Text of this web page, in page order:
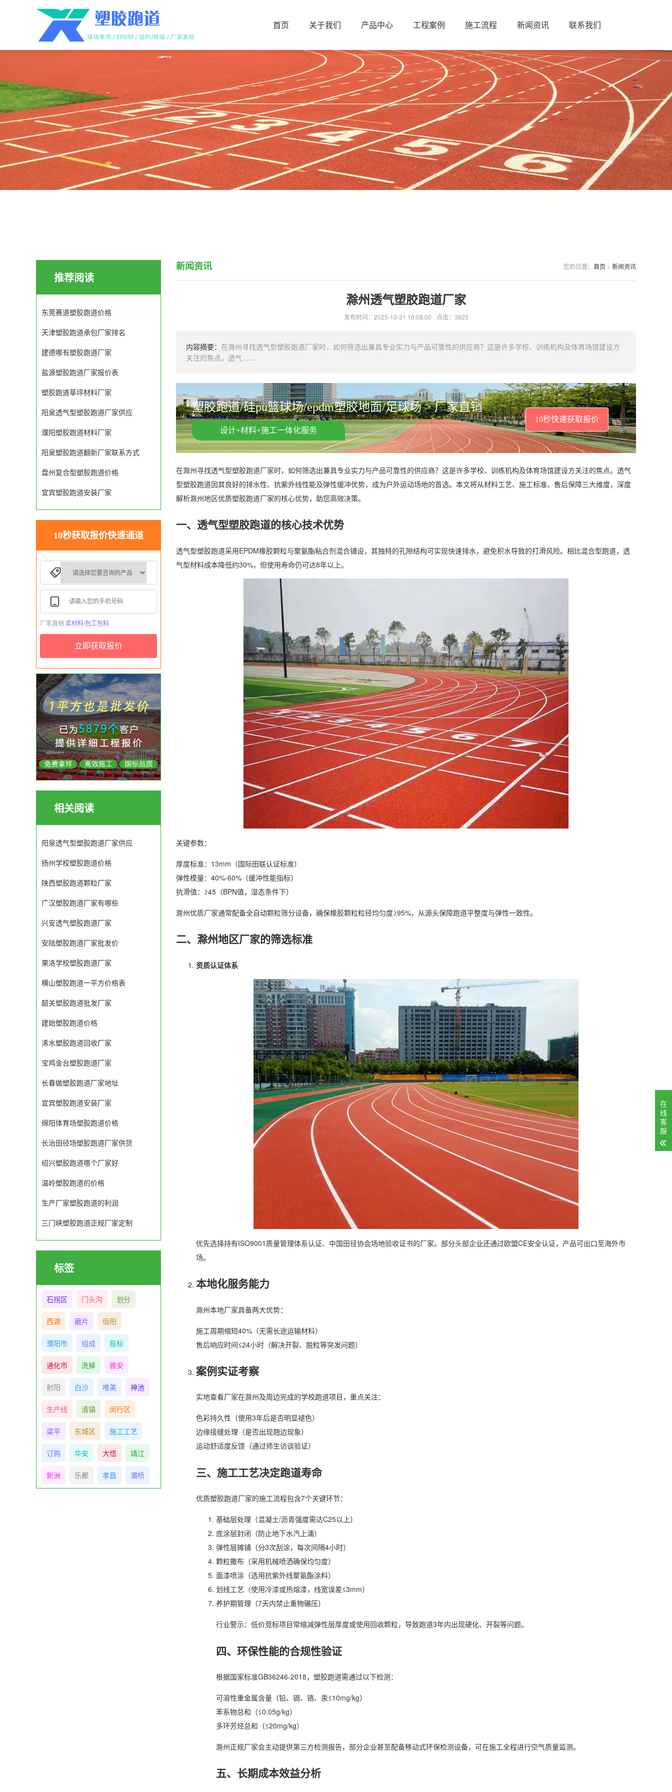
首页 关于我们 产品中心 工程案例 施工流程 新闻资讯 联系我们
推荐阅读
东莞赛道塑胶跑道价格
天津塑胶跑道承包厂家排名
建德哪有塑胶跑道厂家
盐源塑胶跑道厂家报价表
塑胶跑道草坪材料厂家
阳泉透气型塑胶跑道厂家供应
濮阳塑胶跑道材料厂家
阳泉塑胶跑道翻新厂家联系方式
盘州复合型塑胶跑道价格
宜宾塑胶跑道安装厂家
10秒获取报价快速通道
厂家直销卖材料/包工包料
立即获取报价
相关阅读
阳泉透气型塑胶跑道厂家供应
扬州学校塑胶跑道价格
陕西塑胶跑道颗粒厂家
广汉塑胶跑道厂家有哪些
兴安透气塑胶跑道厂家
安陆塑胶跑道厂家批发价
果洛学校塑胶跑道厂家
横山塑胶跑道一平方价格表
韶关塑胶跑道批发厂家
建始塑胶跑道价格
浠水塑胶跑道回收厂家
宝鸡金台塑胶跑道厂家
长春做塑胶跑道厂家地址
宜宾塑胶跑道安装厂家
绵阳体育场塑胶跑道价格
长治田径场塑胶跑道厂家供货
绍兴塑胶跑道哪个厂家好
温岭塑胶跑道的价格
生产厂家塑胶跑道的利润
三门峡塑胶跑道正规厂家定制
标签
石拐区 门头沟 划分
西湖 磨片 恒阳
濮阳市 组成 投标
通化市 洗掉 雅安
射阳 白沙 唯美 神池
生产线 清镇 闵行区
梁平 东城区 施工工艺
订购 华安 大悟 靖江
新洲 乐都 孝昌 灞桥
您的位置： 首页 > 新闻资讯
新闻资讯
滁州透气塑胶跑道厂家
发布时间：2025-10-31 10:08:00 点击：3823
内容摘要： 在滁州寻找透气型塑胶跑道厂家时，如何筛选出兼具专业实力与产品可靠性的供应商？这是许多学校、训练机构及体育场馆建设方
关注的焦点。透气……
塑胶跑道/硅pu篮球场/epdm塑胶地面/足球场 > 厂家直销
设计+材料+施工一体化服务
10秒快速获取报价
在滁州寻找透气型塑胶跑道厂家时，如何筛选出兼具专业实力与产品可靠性的供应商？这是许多学校、训练机构及体育场馆建设方关注的焦点。透气
型塑胶跑道因其良好的排水性、抗紫外线性能及弹性缓冲优势，成为户外运动场地的首选。本文将从材料工艺、施工标准、售后保障三大维度，深度
解析滁州地区优质塑胶跑道厂家的核心优势，助您高效决策。
一、透气型塑胶跑道的核心技术优势
透气型塑胶跑道采用EPDM橡胶颗粒与聚氨酯粘合剂混合铺设，其独特的孔隙结构可实现快速排水，避免积水导致的打滑风险。相比混合型跑道，透
气型材料成本降低约30%，但使用寿命仍可达8年以上。
关键参数：
厚度标准：13mm（国际田联认证标准）
弹性模量：40%-60%（缓冲性能指标）
抗滑值：≥45（BPN值，湿态条件下）
滁州优质厂家通常配备全自动颗粒筛分设备，确保橡胶颗粒粒径均匀度≥95%，从源头保障跑道平整度与弹性一致性。
二、滁州地区厂家的筛选标准
资质认证体系
优先选择持有ISO9001质量管理体系认证、中国田径协会场地验收证书的厂家。部分头部企业还通过欧盟CE安全认证，产品可出口至海外市
场。
本地化服务能力
滁州本地厂家具备两大优势：
施工周期缩短40%（无需长途运输材料）
售后响应时间≤24小时（解决开裂、脱粒等突发问题）
案例实证考察
实地查看厂家在滁州及周边完成的学校跑道项目，重点关注：
色彩持久性（使用3年后是否明显褪色）
边缘接缝处理（是否出现翘边现象）
运动舒适度反馈（通过师生访谈验证）
三、施工工艺决定跑道寿命
优质塑胶跑道厂家的施工流程包含7个关键环节：
基础层处理（混凝土/沥青强度需达C25以上）
底涂层封闭（防止地下水汽上涌）
弹性层摊铺（分3次刮涂，每次间隔4小时）
颗粒撒布（采用机械喷洒确保均匀度）
面漆喷涂（选用抗紫外线聚氨酯涂料）
划线工艺（使用冷漆或热熔漆，线宽误差≤3mm）
养护期管理（7天内禁止重物碾压）
行业警示：低价竞标项目常缩减弹性层厚度或使用回收颗粒，导致跑道3年内出现硬化、开裂等问题。
四、环保性能的合规性验证
根据国家标准GB36246-2018，塑胶跑道需通过以下检测：
可溶性重金属含量（铅、镉、铬、汞≤10mg/kg）
苯系物总和（≤0.05g/kg）
多环芳烃总和（≤20mg/kg）
滁州正规厂家会主动提供第三方检测报告，部分企业甚至配备移动式环保检测设备，可在施工全程进行空气质量监测。
五、长期成本效益分析
在
线
客
服